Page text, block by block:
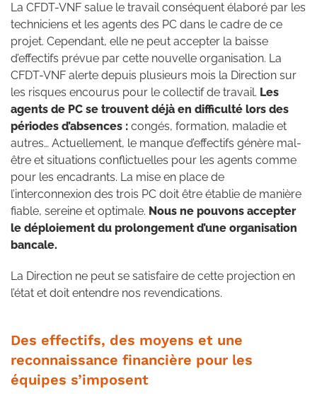
La CFDT-VNF salue le travail conséquent élaboré par les
techniciens et les agents des PC dans le cadre de ce
projet. Cependant, elle ne peut accepter la baisse
d’effectifs prévue par cette nouvelle organisation. La
CFDT-VNF alerte depuis plusieurs mois la Direction sur
les risques encourus pour le collectif de travail. Les
agents de PC se trouvent déjà en difficulté lors des
périodes d’absences : congés, formation, maladie et
autres… Actuellement, le manque d’effectifs génère mal-
être et situations conflictuelles pour les agents comme
pour les encadrants. La mise en place de
l’interconnexion des trois PC doit être établie de manière
fiable, sereine et optimale. Nous ne pouvons accepter
le déploiement du prolongement d’une organisation
bancale.
La Direction ne peut se satisfaire de cette projection en
l’état et doit entendre nos revendications.
Des effectifs, des moyens et une
reconnaissance financière pour les
équipes s’imposent